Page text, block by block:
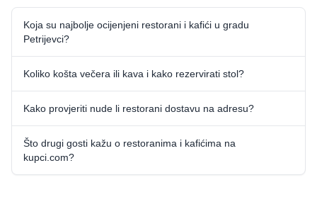
Koja su najbolje ocijenjeni restorani i kafići u gradu
Petrijevci?
Koliko košta večera ili kava i kako rezervirati stol?
Kako provjeriti nude li restorani dostavu na adresu?
Što drugi gosti kažu o restoranima i kafićima na
kupci.com?